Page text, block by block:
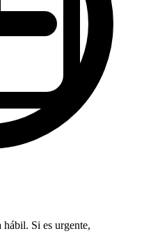
Si es urgente,